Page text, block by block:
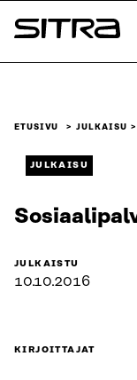
Siirry
suoraan
Sitra
ETUSIVU JULKAISU
JULKAISU
JULKAISTU
10.10.2016
KIRJOITTAJAT